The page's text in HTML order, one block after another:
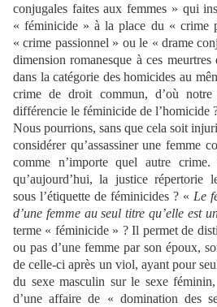
conjugales faites aux femmes » qui
« féminicide » à la place du « crime
« crime passionnel » ou le « drame
dimension romanesque à ces meurtres
dans la catégorie des homicides au
crime de droit commun, d’où notre
différencie le féminicide de l’homicide
Nous pourrions, sans que cela soit
considérer qu’assassiner une femme
comme n’importe quel autre
qu’aujourd’hui, la justice répertorie
sous l’étiquette de féminicides ? « Le
d’une femme au seul titre qu’elle est
terme « féminicide » ? Il permet de
ou pas d’une femme par son époux,
de celle-ci après un viol, ayant pour
du sexe masculin sur le sexe
d’une affaire de « domination des